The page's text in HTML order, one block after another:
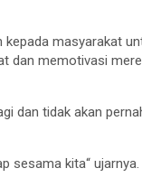
kepada masyarakat
dan memotivasi
dan tidak akan
sesama kita“ ujarnya.